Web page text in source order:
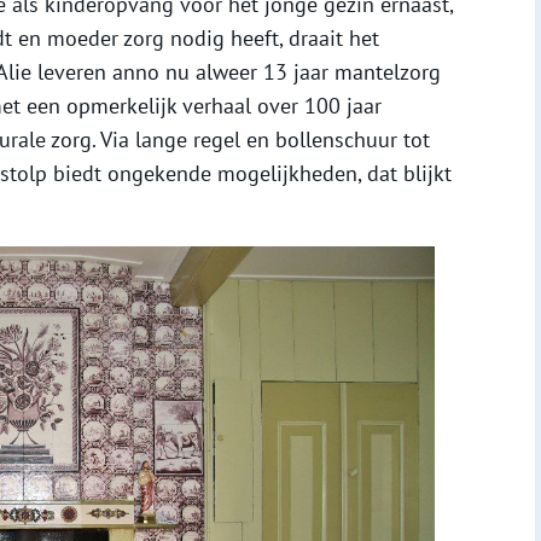
en moeder zorg nodig heeft, draait het
leveren anno nu alweer 13 jaar mantelzorg
een opmerkelijk verhaal over 100 jaar
zorg. Via lange regel en bollenschuur tot
biedt ongekende mogelijkheden, dat blijkt